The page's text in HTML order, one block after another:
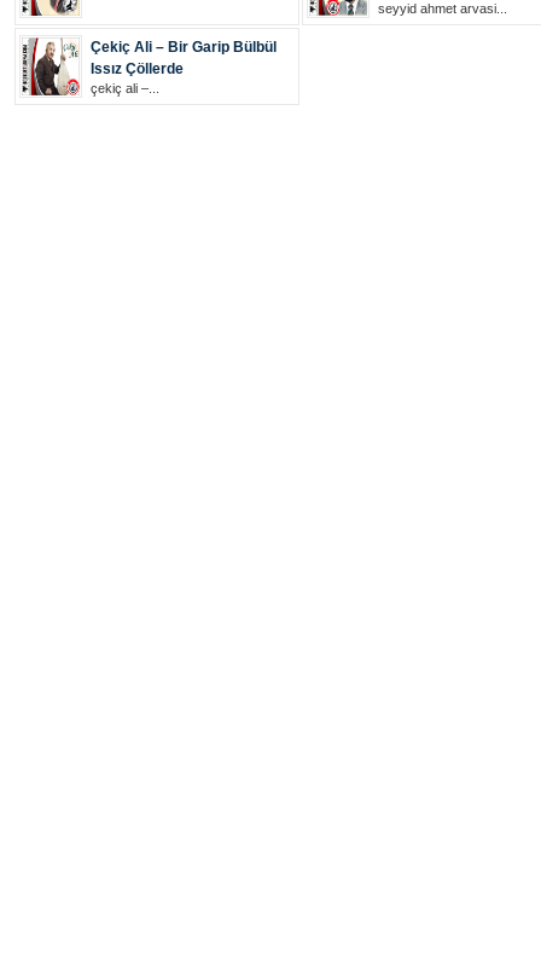
seyyid ahmet arvasi...
Çekiç Ali – Bir Garip Bülbül
Issız Çöllerde
çekiç ali –...